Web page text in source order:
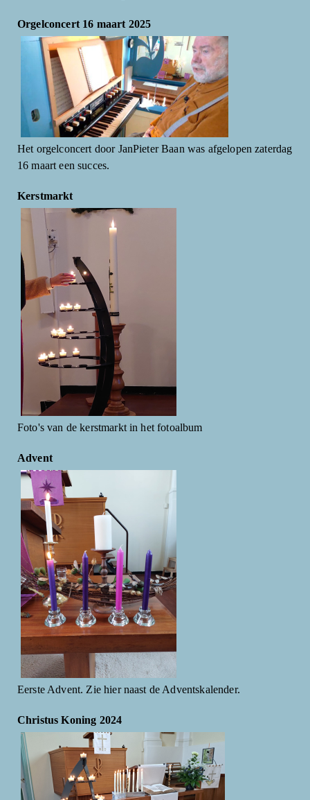
Orgelconcert 16 maart 2025
Het orgelconcert door JanPieter Baan was afgelopen zaterdag
16 maart een succes.
Kerstmarkt
Foto's van de kerstmarkt in het fotoalbum
Advent
Eerste Advent. Zie hier naast de Adventskalender.
Christus Koning 2024